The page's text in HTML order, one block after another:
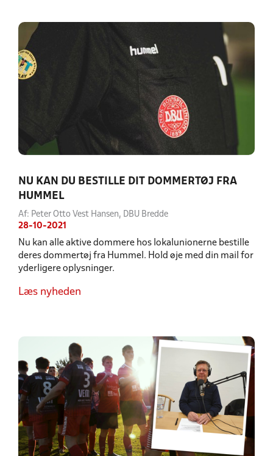
NU KAN DU BESTILLE DIT DOMMERTØJ FRA
HUMMEL
Af: Peter Otto Vest Hansen, DBU Bredde
28-10-2021
Nu kan alle aktive dommere hos lokalunionerne bestille
deres dommertøj fra Hummel. Hold øje med din mail for
yderligere oplysninger.
Læs nyheden